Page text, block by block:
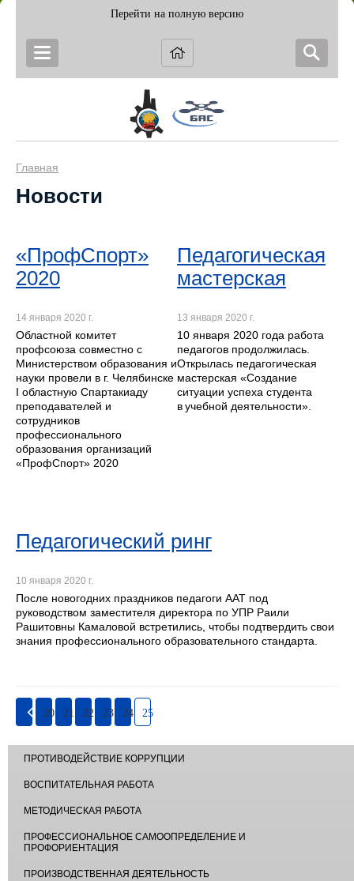
Перейти на полную версию
Главная
Новости
«ПрофСпорт»
2020
14 января 2020 г.
Областной комитет
профсоюза совместно с
Министерством образования и
науки провели в г. Челябинске
I областную Спартакиаду
преподавателей и
сотрудников
профессионального
образования организаций
«ПрофСпорт» 2020
Педагогическая
мастерская
13 января 2020 г.
10 января 2020 года работа
педагогов продолжилась.
Открылась педагогическая
мастерская «Создание
ситуации успеха студента
в учебной деятельности».
Педагогический ринг
10 января 2020 г.
После новогодних праздников педагоги ААТ под
руководством заместителя директора по УПР Раили
Рашитовны Камаловой встретились, чтобы подтвердить свои
знания профессионального образовательного стандарта.
20 21 22 23 24 25
ПРОТИВОДЕЙСТВИЕ КОРРУПЦИИ
ВОСПИТАТЕЛЬНАЯ РАБОТА
МЕТОДИЧЕСКАЯ РАБОТА
ПРОФЕССИОНАЛЬНОЕ САМООПРЕДЕЛЕНИЕ И
ПРОФОРИЕНТАЦИЯ
ПРОИЗВОДСТВЕННАЯ ДЕЯТЕЛЬНОСТЬ